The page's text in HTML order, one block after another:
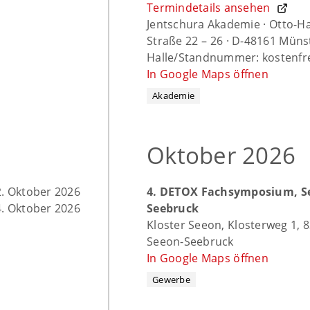
Termindetails ansehen
Jentschura Akademie · Otto-
Straße 22 – 26 · D-48161
Halle/Standnummer:
In Google Maps öffnen
Akademie
Oktober 2026
Oktober 2026
Oktober 2026
4. DETOX Fachsymposium,
Seebruck
Kloster Seeon, Klosterweg 1,
Seeon-Seebruck
In Google Maps öffnen
Gewerbe